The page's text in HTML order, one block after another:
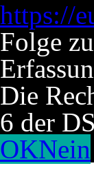
https://
Folge
Die
6 der
OKNein